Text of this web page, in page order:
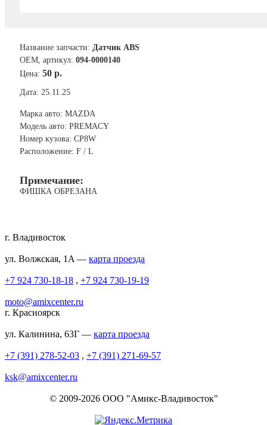
Название запчасти: Датчик ABS
ОЕМ, артикул: 094-0000140
Цена: 50 р.
Дата: 25.11.25
Марка авто: MAZDA
Модель авто: PREMACY
Номер кузова: CP8W
Расположение: F / L
Примечание:
ФИШКА ОБРЕЗАНА
г. Владивосток
ул. Волжская, 1A — карта проезда
+7 924 730-18-18 , +7 924 730-19-19
moto@amixcenter.ru
г. Красноярск
ул. Калинина, 63Г — карта проезда
+7 (391) 278-52-03 , +7 (391) 271-69-57
ksk@amixcenter.ru
© 2009-2026 ООО "Амикс-Владивосток"